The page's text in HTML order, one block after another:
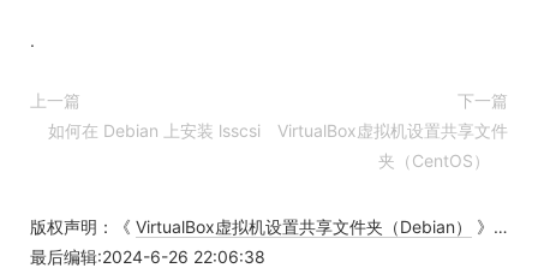
.
上一篇
如何在 Debian 上安装 lsscsi
下一篇
VirtualBox虚拟机设置共享文件
夹（CentOS）
版权声明：《 VirtualBox虚拟机设置共享文件夹（Debian） 》为
最后编辑:2024-6-26 22:06:38